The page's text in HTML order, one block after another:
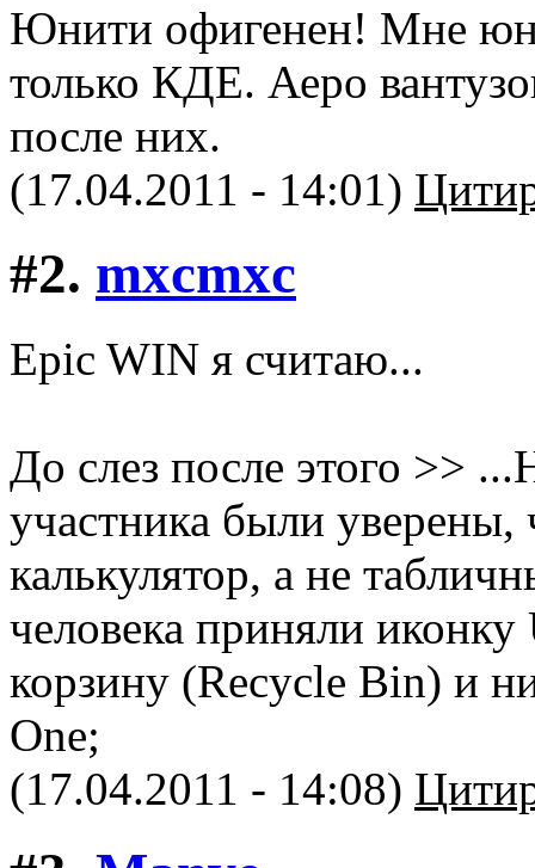
Юнити офигенен! Мне
только КДЕ. Аеро
после них.
(17.04.2011 - 14:01)
#2. mxcmxc
Epic WIN я считаю...
До слез после этого >>
участника были
калькулятор, а не
человека приняли
корзину (Recycle Bin) и
One;
(17.04.2011 - 14:08)